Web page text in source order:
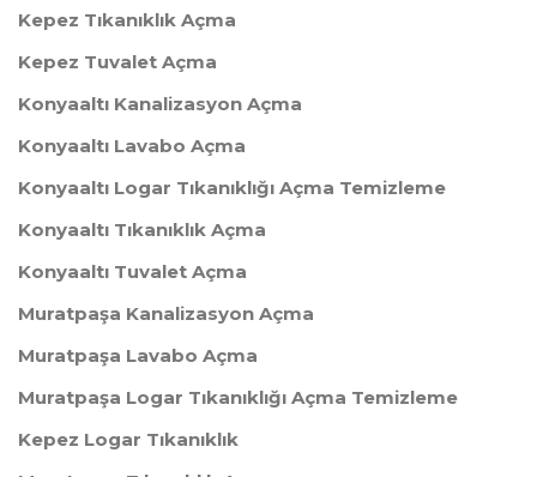
Kepez Tıkanıklık Açma
Kepez Tuvalet Açma
Konyaaltı Kanalizasyon Açma
Konyaaltı Lavabo Açma
Konyaaltı Logar Tıkanıklığı Açma Temizleme
Konyaaltı Tıkanıklık Açma
Konyaaltı Tuvalet Açma
Muratpaşa Kanalizasyon Açma
Muratpaşa Lavabo Açma
Muratpaşa Logar Tıkanıklığı Açma Temizleme
Kepez Logar Tıkanıklık